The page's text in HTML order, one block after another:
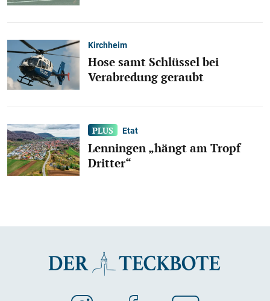
Kirchheim
Hose samt Schlüssel bei
Verabredung geraubt
Etat
Lenningen „hängt am Tropf
Dritter“